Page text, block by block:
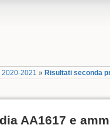
2020-2021 » Risultati seconda
AA1617 e